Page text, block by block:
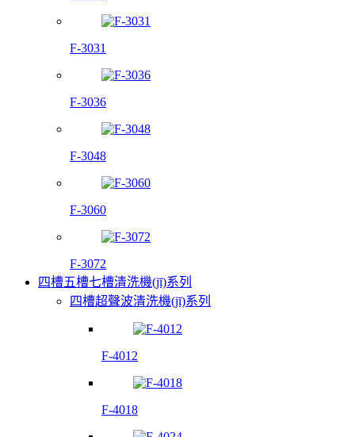
F-3031
F-3036
F-3048
F-3060
F-3072
四槽五槽七槽清洗機(jī)系列
四槽超聲波清洗機(jī)系列
F-4012
F-4018